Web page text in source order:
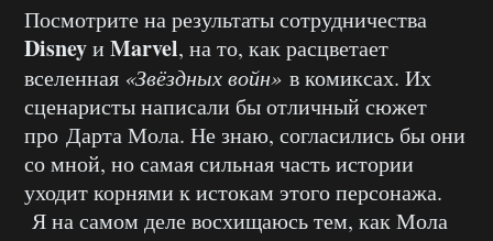
Посмотрите на результаты сотрудничества
Disneyи Marvel, на то, как расцветает
вселенная «Звёздных войн» в комиксах. Их
сценаристы написали бы отличный сюжет
про Дарта Мола. Не знаю, согласились бы они
со мной, но самая сильная часть истории
уходит корнями к истокам этого персонажа.
Я на самом деле восхищаюсь тем, как Мола